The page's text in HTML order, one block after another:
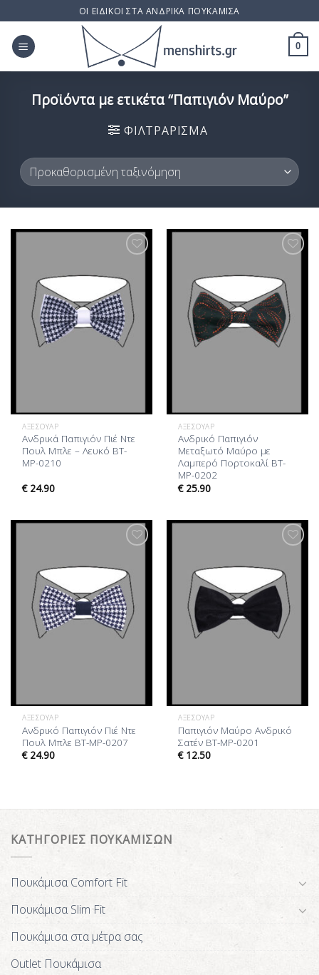
to
content
ΟΙ ΕΙΔΙΚΟΙ ΣΤΑ ΑΝΔΡΙΚΑ ΠΟΥΚΑΜΙΣΑ
0
Προϊόντα με ετικέτα “Παπιγιόν Μαύρο”
ΦΙΛΤΡΆΡΙΣΜΑ
στη Λίστα
Επιθυμίας
ΑΞΕΣΟΥΆΡ
Ανδρικά Παπιγιόν Πιέ Ντε
Πουλ Μπλε – Λευκό BT-
MP-0210
€24.90
στη Λίστα
Επιθυμίας
ΑΞΕΣΟΥΆΡ
Ανδρικό Παπιγιόν
Μεταξωτό Μαύρο με
Λαμπερό Πορτοκαλί BT-
MP-0202
€25.90
στη Λίστα
Επιθυμίας
ΑΞΕΣΟΥΆΡ
Ανδρικό Παπιγιόν Πιέ Ντε
Πουλ Μπλε BT-MP-0207
€24.90
στη Λίστα
Επιθυμίας
ΑΞΕΣΟΥΆΡ
Παπιγιόν Μαύρο Ανδρικό
Σατέν BT-MP-0201
€12.50
ΚΑΤΗΓΟΡΙΕΣ ΠΟΥΚΑΜΙΣΩΝ
Πουκάμισα Comfort Fit
Πουκάμισα Slim Fit
Πουκάμισα στα μέτρα σας
Outlet Πουκάμισα